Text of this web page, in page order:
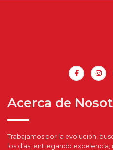
Acerca de
Trabajamos por la evolución,
los días, entregando